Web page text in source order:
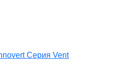
Серия Vent